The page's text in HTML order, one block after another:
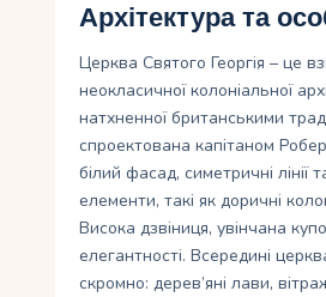
Архітектура та
Церква Святого Георгія – це
неокласичної колоніальної
натхненної британськими
спроектована капітаном
білий фасад, симетричні лінії
елементи, такі як доричні
Висока дзвіниця, увінчана
елегантності. Всередині
скромно: дерев’яні лави,